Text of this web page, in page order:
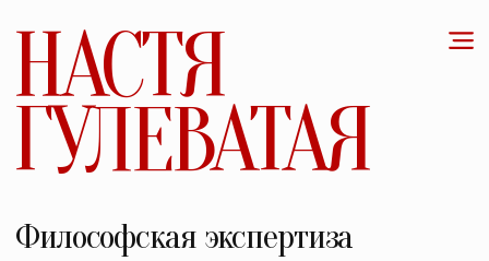
НАСТЯ
ГУЛЕВАТАЯ
Философская экспертиза